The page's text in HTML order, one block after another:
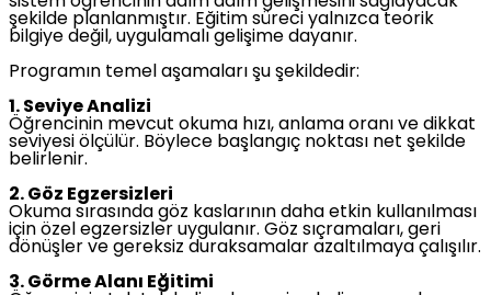
şekilde planlanmıştır. Eğitim süreci yalnızca teorik
bilgiye değil, uygulamalı gelişime dayanır.
Programın temel aşamaları şu şekildedir:
1. Seviye Analizi
Öğrencinin mevcut okuma hızı, anlama oranı ve dikkat
seviyesi ölçülür. Böylece başlangıç noktası net şekilde
belirlenir.
2. Göz Egzersizleri
Okuma sırasında göz kaslarının daha etkin kullanılması
için özel egzersizler uygulanır. Göz sıçramaları, geri
dönüşler ve gereksiz duraksamalar azaltılmaya çalışılır.
3. Görme Alanı Eğitimi